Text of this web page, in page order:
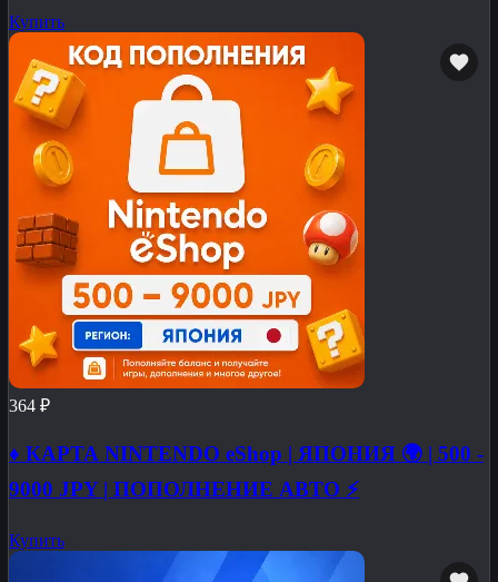
Купить
364 ₽
♦️ КАРТА NINTENDO eShop | ЯПОНИЯ 🌍 | 500 -
9000 JPY | ПОПОЛНЕНИЕ АВТО ⚡
Купить